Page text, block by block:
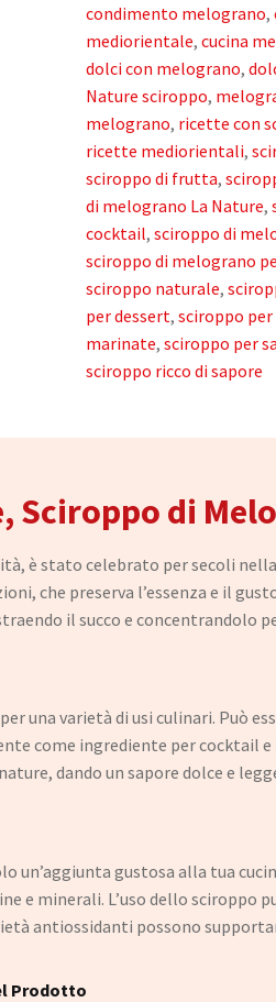
condimento melograno,
mediorientale, cucina
dolci con melograno,
Nature sciroppo,
melograno, ricette con
ricette mediorientali,
sciroppo di frutta,
di melograno La Nature,
cocktail, sciroppo di
sciroppo di melograno
sciroppo naturale,
per dessert, sciroppo
marinate, sciroppo per
sciroppo ricco di sapore
Sciroppo di
è stato celebrato per secoli
che preserva l’essenza e il
il succo e concentrandolo
una varietà di usi culinari.
come ingrediente per
dando un sapore dolce e
un’aggiunta gustosa alla tua
e minerali. L’uso dello sciroppo
antiossidanti possono
Prodotto